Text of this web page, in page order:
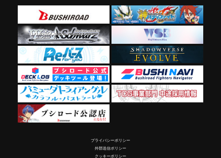
プライバシーポリシー
外部送信ポリシー
クッキーポリシー